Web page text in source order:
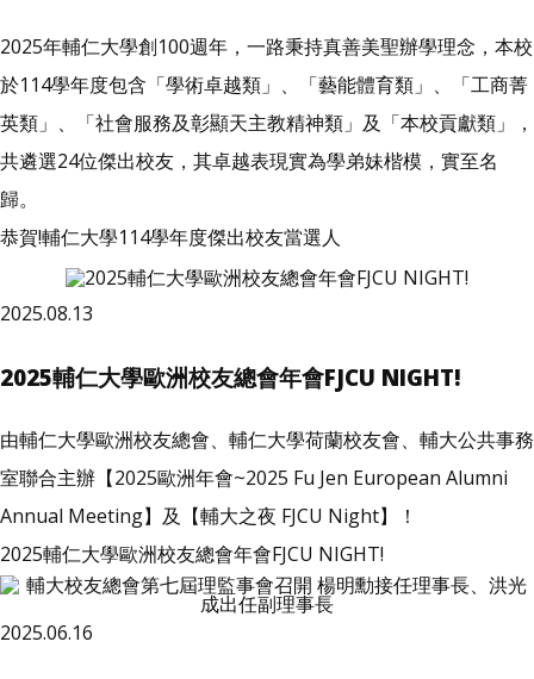
2025年輔仁大學創100週年，一路秉持真善美聖辦學理念，本校
於114學年度包含「學術卓越類」、「藝能體育類」、「工商菁
英類」、「社會服務及彰顯天主教精神類」及「本校貢獻類」，
共遴選24位傑出校友，其卓越表現實為學弟妹楷模，實至名
歸。
恭賀!輔仁大學114學年度傑出校友當選人
2025.08.13
2025輔仁大學歐洲校友總會年會FJCU NIGHT!
由輔仁大學歐洲校友總會、輔仁大學荷蘭校友會、輔大公共事務
室聯合主辦【2025歐洲年會~2025 Fu Jen European Alumni
Annual Meeting】及【輔大之夜 FJCU Night】！
2025輔仁大學歐洲校友總會年會FJCU NIGHT!
2025.06.16